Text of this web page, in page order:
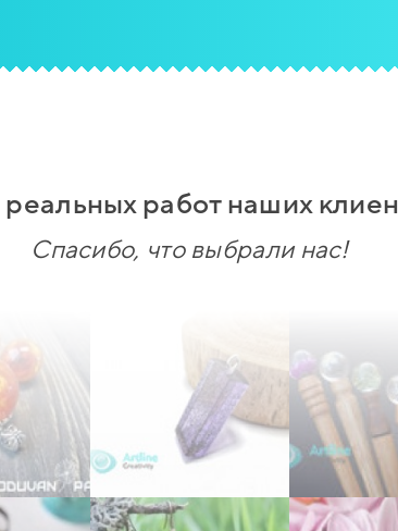
реальных работ наших
Спасибо, что выбрали нас!